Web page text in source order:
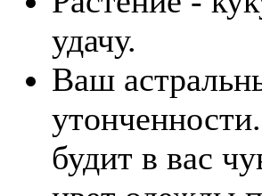
удачу.
Ваш
будит в вас